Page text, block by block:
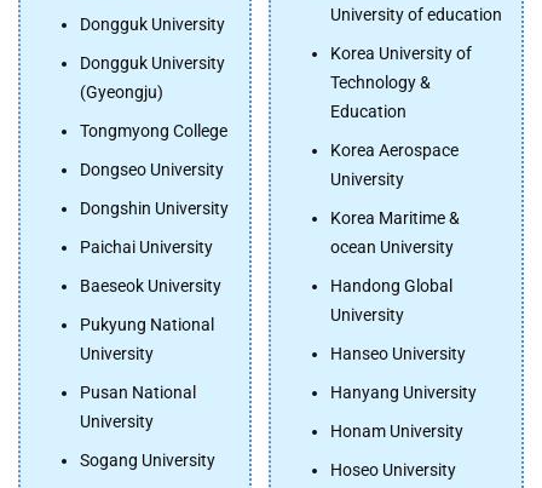
Dongguk University
Dongguk University
(Gyeongju)
Tongmyong College
Dongseo University
Dongshin University
Paichai University
Baeseok University
Pukyung National
University
Pusan National
University
Sogang University
University of education
Korea University of
Technology &
Education
Korea Aerospace
University
Korea Maritime &
ocean University
Handong Global
University
Hanseo University
Hanyang University
Honam University
Hoseo University